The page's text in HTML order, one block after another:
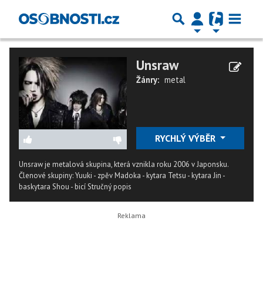
Unsraw
Žánry: metal
RYCHLÝ VÝBĚR
Unsraw je metalová skupina, která vznikla roku 2006 v Japonsku.
Členové skupiny: Yuuki - zpěv Madoka - kytara Tetsu - kytara Jin -
baskytara Shou - bicíStručný popis